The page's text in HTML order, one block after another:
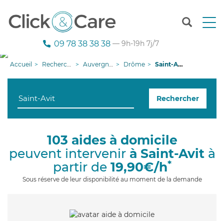
T
n
g
i
09 78 38 38 38 — 9h-19h 7j/7
Accueil Recherche aide à domicile Auvergne-Rhône-Alpes Drôme Saint-Avit
Rechercher
103 aides à domicile
peuvent intervenir à Saint-Avità
partir de 19,90€/h*
Sous réserve de leur disponibilité au moment de la demande